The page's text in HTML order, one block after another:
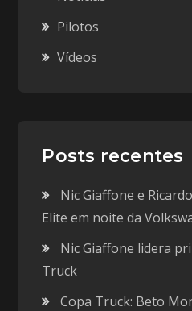
Pilotos
Vídeos
Posts recentes
Nic Giaffone e
Elite em noite da
Nic Giaffone lidera
Truck
Copa Truck: Beto